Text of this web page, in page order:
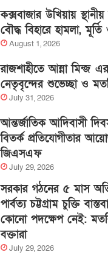
কক্সবাজার উখিয়ায় স্থানীয়
বৌদ্ধ বিহারে হামলা,
August 1, 2026
রাজশাহীতে আন্না মিন্জ
নেতৃবৃন্দের শুভেচ্ছা ও
July 31, 2026
আন্তর্জাতিক আদিবাসী
বিতর্ক প্রতিযোগীতার
জিএসএফ
July 29, 2026
সরকার গঠনের ৫ মাস
পার্বত্য চট্টগ্রাম চুক্তি
কোনো পদক্ষেপ নেই:
বক্তারা
July 29, 2026